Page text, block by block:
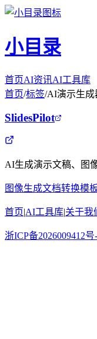
小目录
首页AI资讯AI工具库
首页/标签/AI演示生成
SlidesPilot
AI生成演示文稿、图
图像生成文档转换模
首页|AI工具库|关于我
浙ICP备2026009412号